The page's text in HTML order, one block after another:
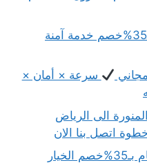
نقل عفش من مكة الى ينبع بـ35%خصم خدمة آمنة
سرعة × أمان ×
الى الرياض
افضل شركة نقل عفش بالدمام بـ35%خصم الخيار